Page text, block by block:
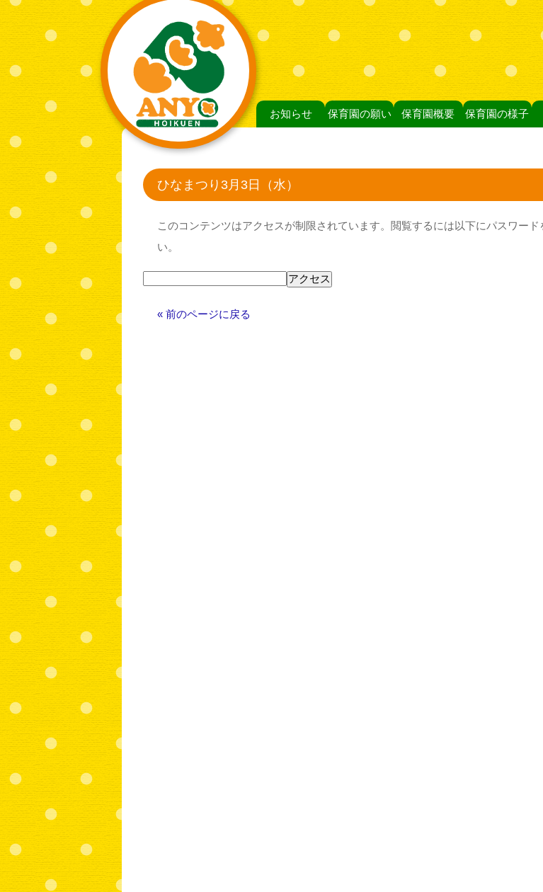
お知らせ 保育園の願い 保育園概要 保育園の様子
ひなまつり3月3日（水）
このコンテンツはアクセスが制限されています。閲覧するには以下にパスワード
い。
« 前のページに戻る